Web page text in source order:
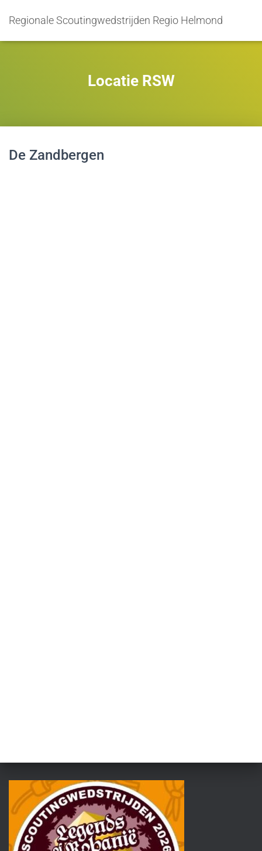
Regionale Scoutingwedstrijden Regio Helmond
Locatie RSW
De Zandbergen